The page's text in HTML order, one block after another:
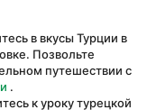
в вкусы Турции в
Позвольте
.
к уроку турецкой